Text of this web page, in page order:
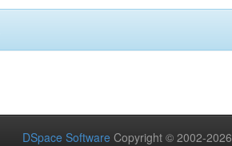
DSpace Software Copyright © 2002-2026